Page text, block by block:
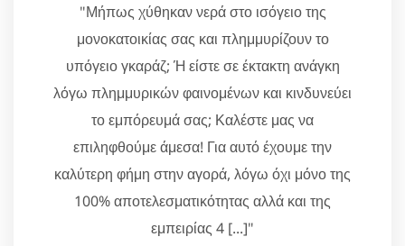
"Μήπως χύθηκαν νερά στο ισόγειο της
μονοκατοικίας σας και πλημμυρίζουν το
υπόγειο γκαράζ; Ή είστε σε έκτακτη ανάγκη
λόγω πλημμυρικών φαινομένων και κινδυνεύει
το εμπόρευμά σας; Καλέστε μας να
επιληφθούμε άμεσα! Για αυτό έχουμε την
καλύτερη φήμη στην αγορά, λόγω όχι μόνο της
100% αποτελεσματικότητας αλλά και της
εμπειρίας 4 [...]"